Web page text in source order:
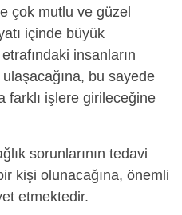
çok mutlu ve güzel
içinde büyük
insanların
bu sayede
farklı işlere girileceğine
sorunlarının tedavi
kişi olunacağına, önemli
etmektedir.